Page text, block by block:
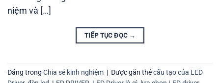
niệm và […]
TIẾP TỤC ĐỌC →
Đăng trong Chia sẻ kinh nghiệm | Được gắn thẻcấu tạo của LED